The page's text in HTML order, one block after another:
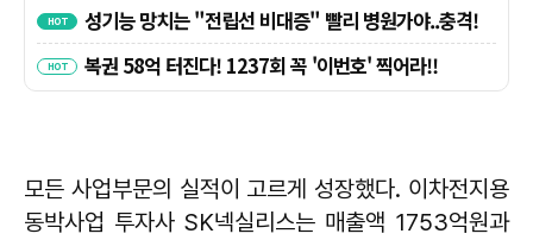
모든 사업부문의 실적이 고르게 성장했다. 이차전지용
동박사업 투자사 SK넥실리스는 매출액 1753억원과